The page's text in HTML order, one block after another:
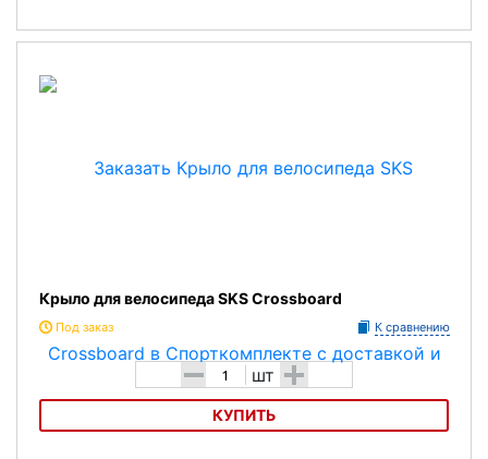
Крыло для велосипеда SKS Crossboard
Крыло для велосипеда SKS Crossboard
Под заказ К сравнению
- шт +
КУПИТЬ